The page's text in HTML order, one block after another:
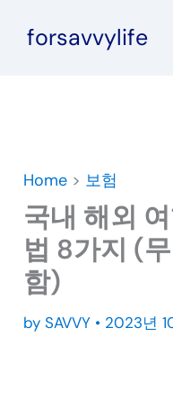
forsavvylife
Home > 보험
국내 해외
법 8가지 (
함)
by SAVVY • 2023년